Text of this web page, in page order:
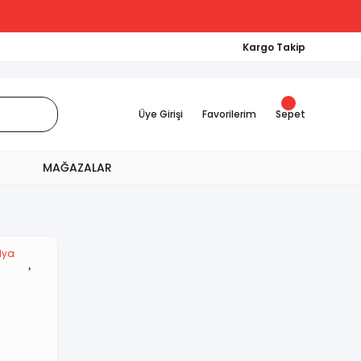
Kargo Takip
Üye Girişi Favorilerim Sepet
MAĞAZALAR